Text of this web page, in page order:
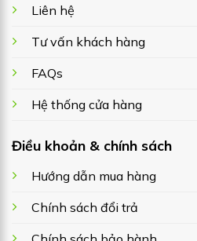
Liên hệ
Tư vấn khách hàng
FAQs
Hệ thống cửa hàng
Điều khoản & chính sách
Hướng dẫn mua hàng
Chính sách đổi trả